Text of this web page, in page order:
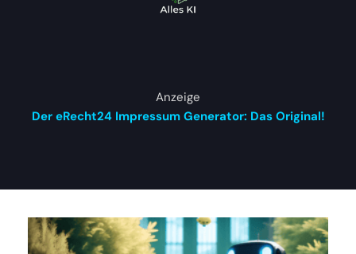
Anzeige
Der eRecht24 Impressum Generator: Das Original!